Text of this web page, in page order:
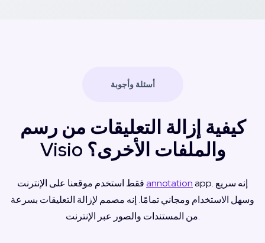
أسئلة وأجوبة
كيفية إزالة التعليقات من رسم
Visio والملفات الأخرى؟
annotationapp. إنه سريع
وسهل الاستخدام ومجاني تمامًا. إنه مصمم لإزالة التعليقات بسرعة
من المستندات والصور عبر الإنترنت.